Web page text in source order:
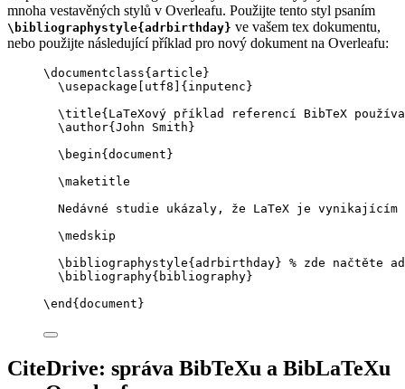
mnoha vestavěných stylů v Overleafu. Použijte tento styl psaním
\bibliographystyle{adrbirthday} ve vašem tex dokumentu,
nebo použijte následující příklad pro nový dokument na Overleafu:
\documentclass{ article }
\usepackage
utf8 ]{ inputenc }
\title{LaTeXový příklad referencí BibTeX
\author{John Smith}
\begin{ document }
\maketitle
Nedávné studie ukázaly, že LaTeX je vynikajícím
\medskip
\bibliographystyle{adrbirthday} % zde načtěte
\bibliography{bibliography}
\end { document }
CiteDrive: správa BibTeXu a BibLaTeXu